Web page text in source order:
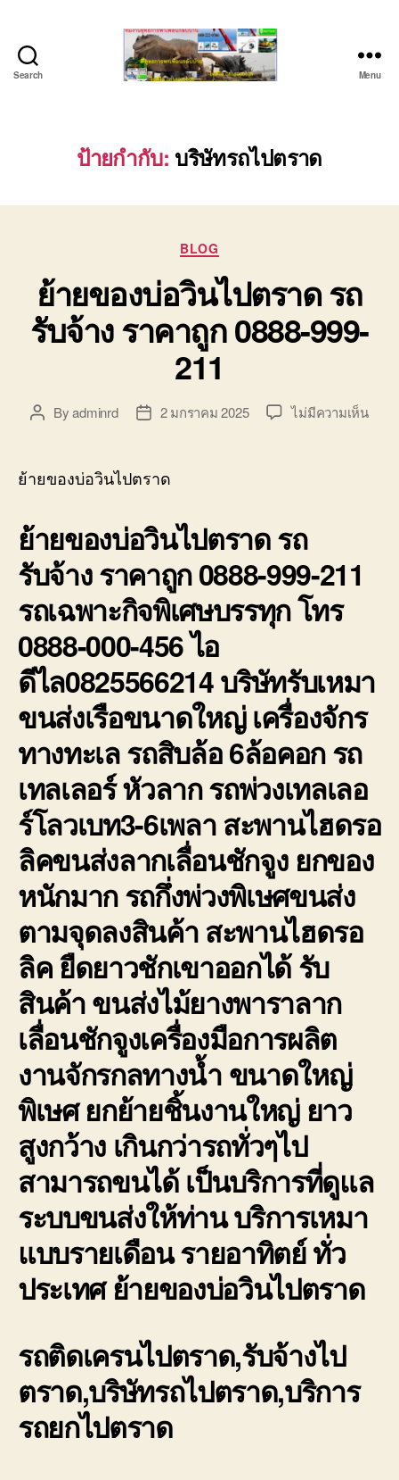
Search
เครื่องจักร
ระยอง
(บริษัท
พาณิชย์
บริการ
รถยก
รถ
รับจ้าง
ใน
เขต
บ่อ
วิน
Menu
ป้ายกำกับ: บริษัทรถไปตราด
Categories
BLOG
ย้ายของบ่อวินไปตราด รถ
รับจ้าง ราคาถูก 0888-999-
211
PostByadminrd
Post2 มกราคม 2025 ไม่มีความเห็นบน
ย้ายของบ่อวินไปตราด
ย้ายของบ่อวินไปตราด รถ
รับจ้าง ราคาถูก 0888-999-211
รถเฉพาะกิจพิเศษบรรทุก โทร
0888-000-456 ไอ
ดีไล0825566214 บริษัทรับเหมา
ขนส่งเรือขนาดใหญ่ เครื่องจักร
ทางทะเล รถสิบล้อ 6ล้อคอก รถ
เทลเลอร์ หัวลาก รถพ่วงเทลเลอ
ร์โลวเบท3-6เพลา สะพานไฮดรอ
ลิคขนส่งลากเลื่อนชักจูง ยกของ
หนักมาก รถกึ่งพ่วงพิเษศขนส่ง
ตามจุดลงสินค้า สะพานไฮดรอ
ลิค ยืดยาวชักเขาออกได้ รับ
สินค้า ขนส่งไม้ยางพาราลาก
เลื่อนชักจูงเครื่องมือการผลิต
งานจักรกลทางน้ำ ขนาดใหญ่
พิเษศ ยกย้ายชิ้นงานใหญ่ ยาว
สูงกว้าง เกินกว่ารถทั่วๆไป
สามารถขนได้ เป็นบริการที่ดูแล
ระบบขนส่งให้ท่าน บริการเหมา
แบบรายเดือน รายอาทิตย์ ทั่ว
ประเทศ ย้ายของบ่อวินไปตราด
รถติดเครนไปตราด,รับจ้างไป
ตราด,บริษัทรถไปตราด,บริการ
รถยกไปตราด